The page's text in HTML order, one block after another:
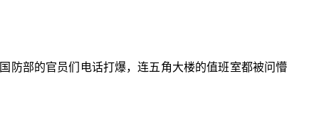
防部的官员们电话打爆，连五角大楼的值班室都被问懵